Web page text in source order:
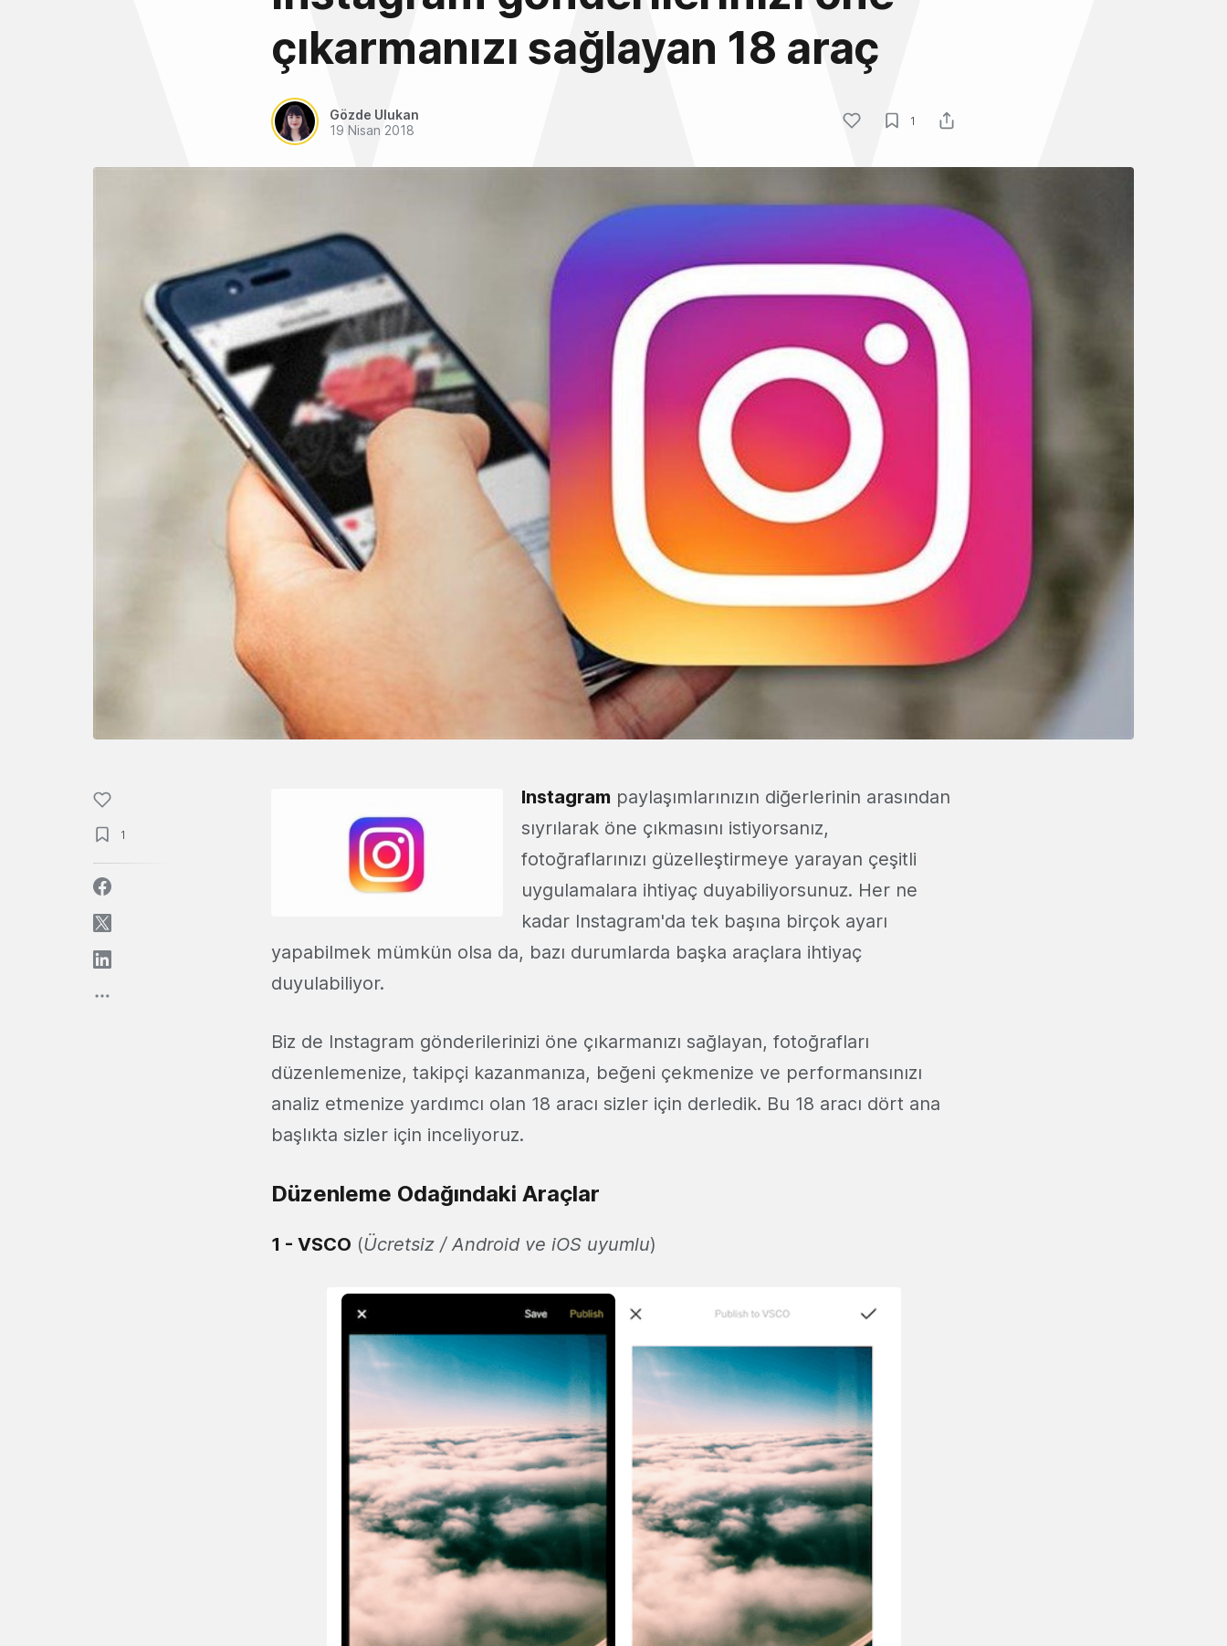
çıkarmanızı sağlayan 18 araç
Gözde Ulukan
19 Nisan 2018
1
1
Instagram paylaşımlarınızın diğerlerinin arasından
sıyrılarak öne çıkmasını istiyorsanız,
fotoğraflarınızı güzelleştirmeye yarayan çeşitli
uygulamalara ihtiyaç duyabiliyorsunuz. Her ne
kadar Instagram'da tek başına birçok ayarı
yapabilmek mümkün olsa da, bazı durumlarda başka araçlara ihtiyaç
duyulabiliyor.
Biz de Instagram gönderilerinizi öne çıkarmanızı sağlayan, fotoğrafları
düzenlemenize, takipçi kazanmanıza, beğeni çekmenize ve performansınızı
analiz etmenize yardımcı olan 18 aracı sizler için derledik. Bu 18 aracı dört ana
başlıkta sizler için inceliyoruz.
Düzenleme Odağındaki Araçlar
1 - VSCO (Ücretsiz / Android ve iOS uyumlu)